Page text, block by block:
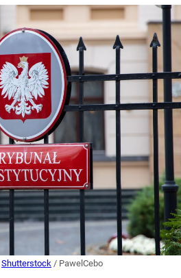
Shutterstock / PawelCebo